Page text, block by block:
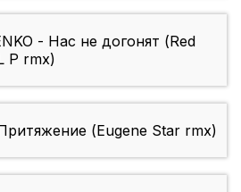
- Нас не догонят (Red
P rmx)
(Eugene Star rmx)